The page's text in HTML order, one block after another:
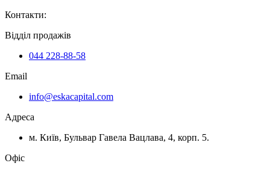
Контакти:
Відділ продажів
044 228-88-58
Email
info@eskacapital.com
Адреса
м. Київ, Бульвар Гавела Вацлава, 4, корп. 5.
Офіс